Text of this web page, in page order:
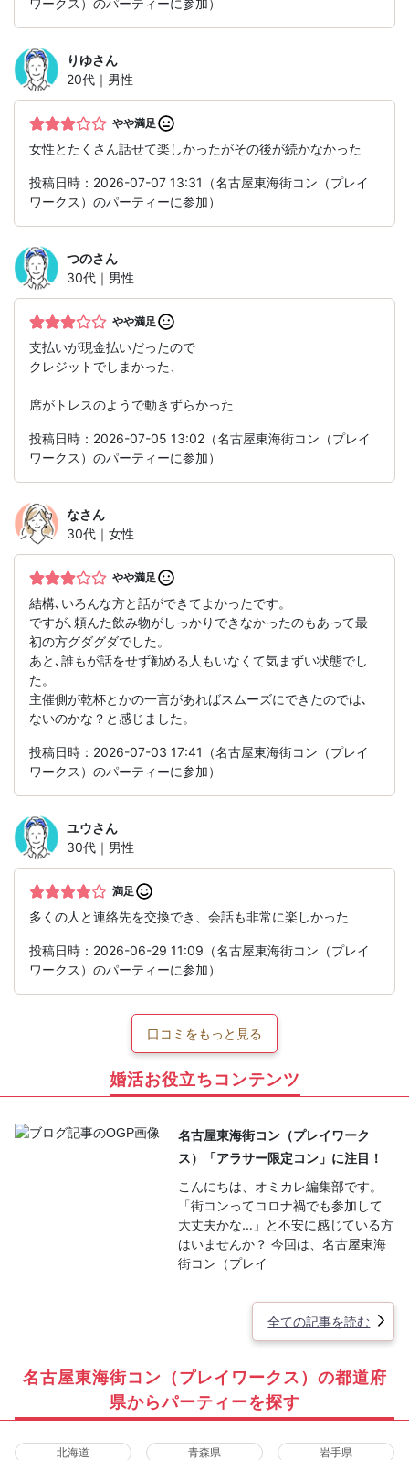
ワークス）のパーティーに参加）
りゆさん
20代｜男性
やや満足
女性とたくさん話せて楽しかったがその後が続かなかった
投稿日時：2026-07-07 13:31（名古屋東海街コン（プレイ
ワークス）のパーティーに参加）
つのさん
30代｜男性
やや満足
支払いが現金払いだったので
クレジットでしまかった、
席がトレスのようで動きずらかった
投稿日時：2026-07-05 13:02（名古屋東海街コン（プレイ
ワークス）のパーティーに参加）
なさん
30代｜女性
やや満足
結構､いろんな方と話ができてよかったです。
ですが､頼んた飲み物がしっかりできなかったのもあって最
初の方グダグダでした。
あと､誰もが話をせず勧める人もいなくて気まずい状態でし
た。
主催側が乾杯とかの一言があればスムーズにできたのでは､
ないのかな？と感じました。
投稿日時：2026-07-03 17:41（名古屋東海街コン（プレイ
ワークス）のパーティーに参加）
ユウさん
30代｜男性
満足
多くの人と連絡先を交換でき、会話も非常に楽しかった
投稿日時：2026-06-29 11:09（名古屋東海街コン（プレイ
ワークス）のパーティーに参加）
口コミをもっと見る
婚活お役立ちコンテンツ
名古屋東海街コン（プレイワーク
ス）「アラサー限定コン」に注目！
こんにちは、オミカレ編集部です。
「街コンってコロナ禍でも参加して
大丈夫かな…」と不安に感じている方
はいませんか？ 今回は、名古屋東海
街コン（プレイ
全ての記事を読む
名古屋東海街コン（プレイワークス）の都道府
県からパーティーを探す
北海道 青森県 岩手県